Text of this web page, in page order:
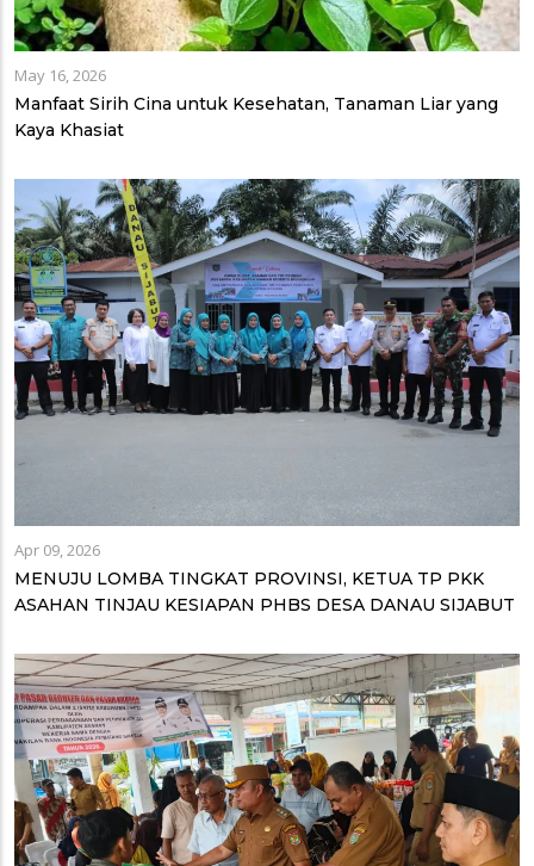
May 16, 2026
Manfaat Sirih Cina untuk Kesehatan, Tanaman Liar yang
Kaya Khasiat
Apr 09, 2026
MENUJU LOMBA TINGKAT PROVINSI, KETUA TP PKK
ASAHAN TINJAU KESIAPAN PHBS DESA DANAU SIJABUT